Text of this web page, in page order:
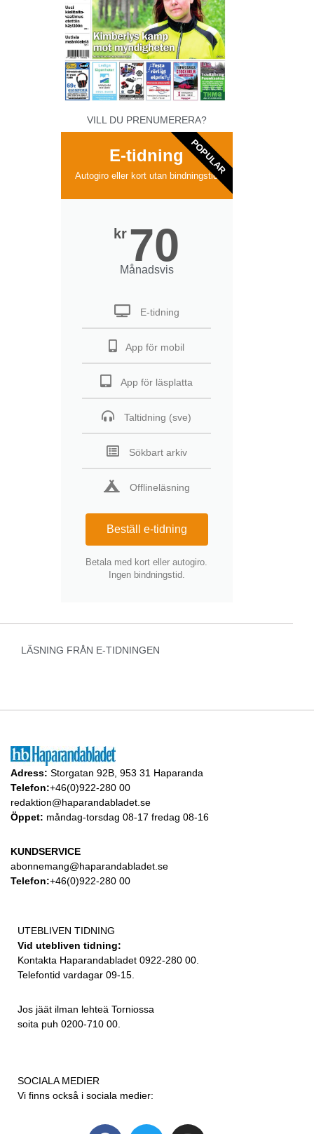
VILL DU PRENUMERERA?
E-tidning
Autogiro eller kort utan bindningstid
kr 70
Månadsvis
E-tidning
App för mobil
App för läsplatta
Taltidning (sve)
Sökbart arkiv
Offlineläsning
Beställ e-tidning
Betala med kort eller autogiro.
Ingen bindningstid.
POPULAR
LÄSNING FRÅN E-TIDNINGEN
Adress: Storgatan 92B, 953 31 Haparanda
Telefon:+46(0)922-280 00
redaktion@haparandabladet.se
Öppet: måndag-torsdag 08-17 fredag 08-16
KUNDSERVICE
abonnemang@haparandabladet.se
Telefon:+46(0)922-280 00
UTEBLIVEN TIDNING
Vid utebliven tidning:
Kontakta Haparandabladet 0922-280 00.
Telefontid vardagar 09-15.
Jos jäät ilman lehteä Torniossa
soita puh 0200-710 00.
SOCIALA MEDIER
Vi finns också i sociala medier: